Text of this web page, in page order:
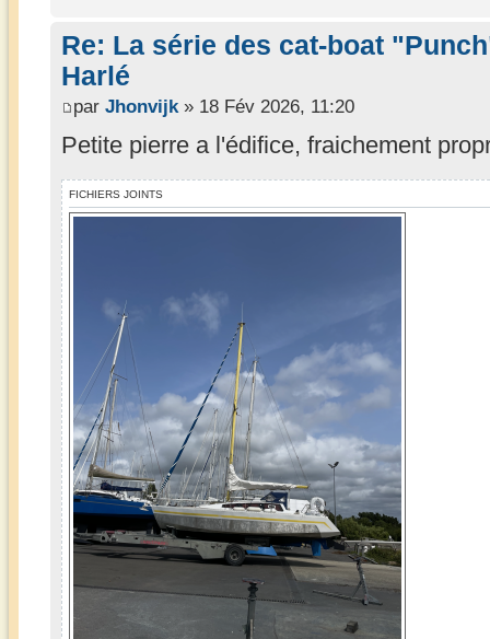
Re: La série des cat-boat
Harlé
par Jhonvijk » 18 Fév 2026, 11:20
Petite pierre a l'édifice, fraichement
FICHIERS JOINTS